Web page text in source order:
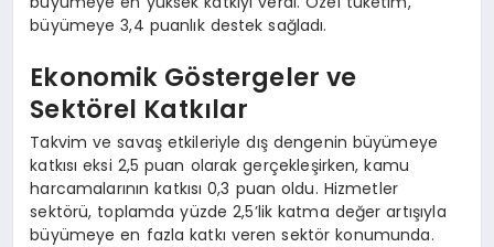
büyümeye 3,4 puanlık destek sağladı.
Ekonomik Göstergeler ve
Sektörel Katkılar
Takvim ve savaş etkileriyle dış dengenin büyümeye
katkısı eksi 2,5 puan olarak gerçekleşirken, kamu
harcamalarının katkısı 0,3 puan oldu. Hizmetler
sektörü, toplamda yüzde 2,5’lik katma değer artışıyla
büyümeye en fazla katkı veren sektör konumunda.